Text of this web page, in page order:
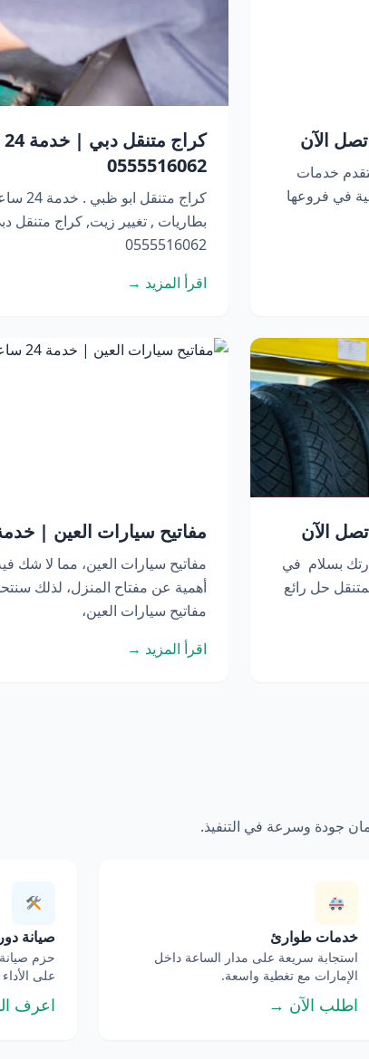
خدمات
في فروعها
0555516062
كراج
بطاريات , تغيير زيت, كراج متنقل دبي
0555516062
اقرأ المزيد →
بسلام في
حل رائع
مفاتيح سيارات العين | خدمة 24 ساعة اتصل
مفاتيح سيارات العين، مما لا شك
أهمية عن مفتاح المنزل، لذلك
مفاتيح سيارات العين،
اقرأ المزيد →
جودة وسرعة في التنفيذ.
خدمات طوارئ
استجابة سريعة على مدار الساعة داخل
الإمارات مع تغطية واسعة.
اطلب الآن →
صيانة
حزم
على
اعرف